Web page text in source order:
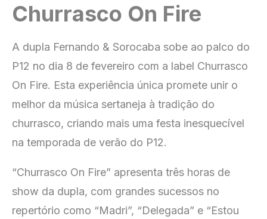
Churrasco On Fire
A dupla Fernando & Sorocaba sobe ao palco do
P12 no dia 8 de fevereiro com a label Churrasco
On Fire. Esta experiência única promete unir o
melhor da música sertaneja à tradição do
churrasco, criando mais uma festa inesquecível
na temporada de verão do P12.
“Churrasco On Fire” apresenta três horas de
show da dupla, com grandes sucessos no
repertório como “Madri”, “Delegada” e “Estou